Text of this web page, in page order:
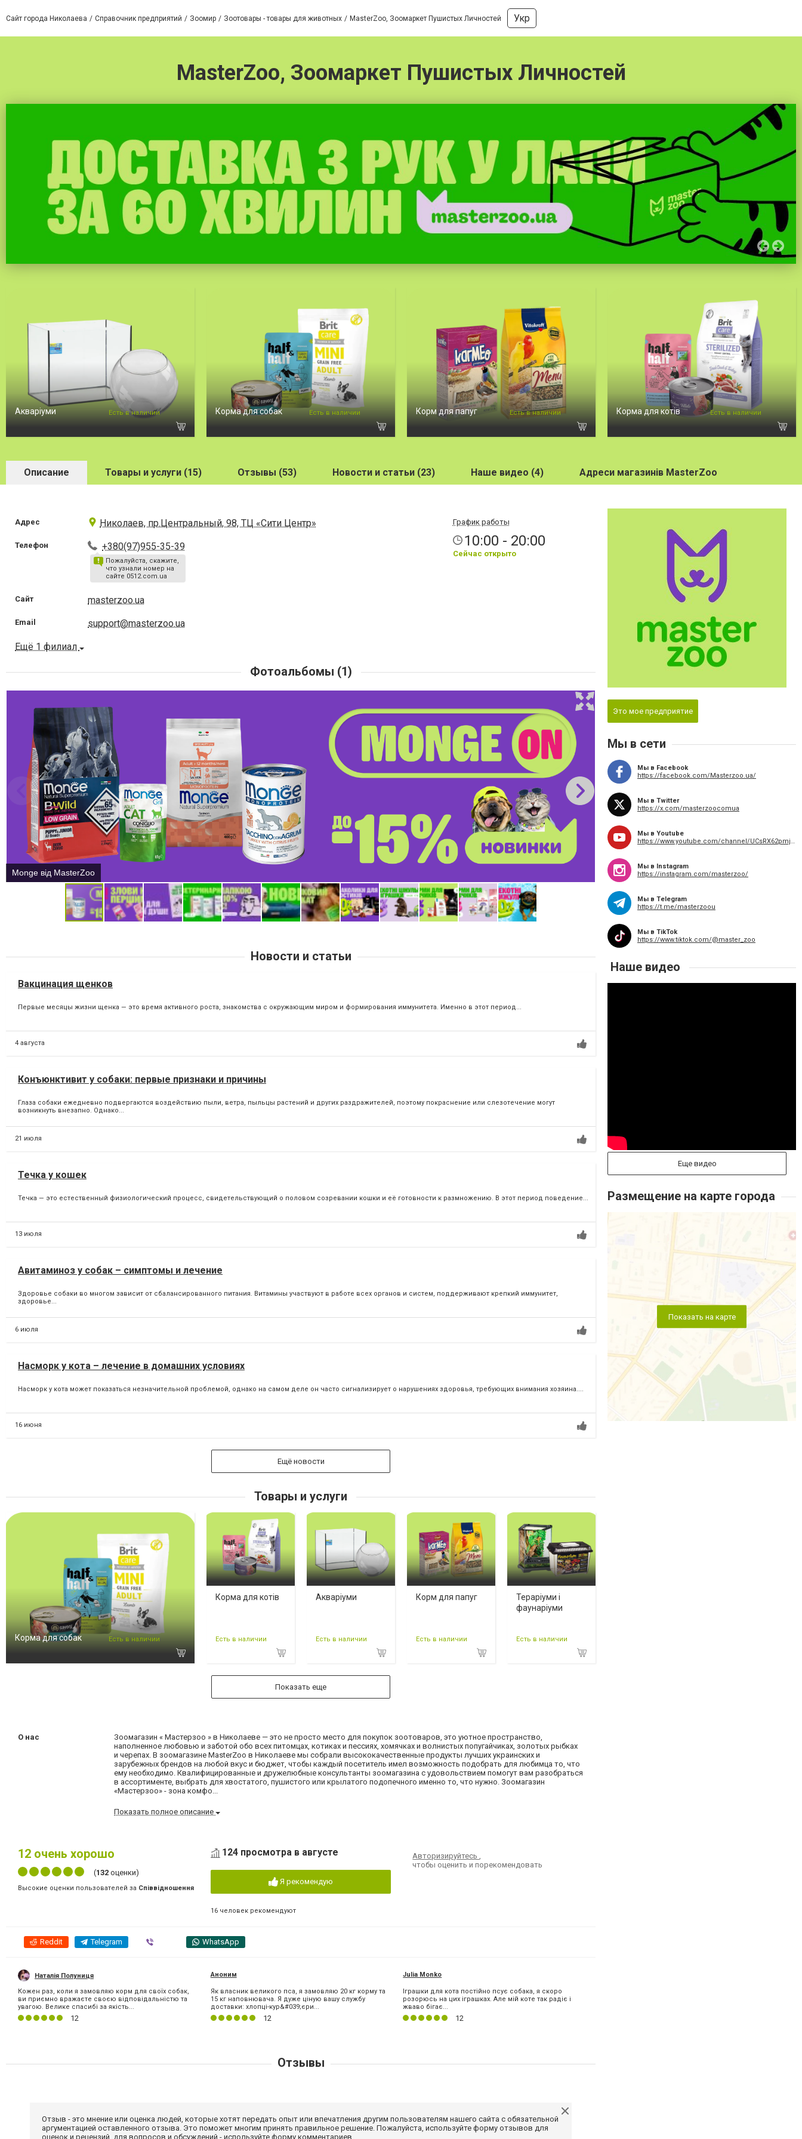
Сайт города Николаева Справочник предприятий Зоомир Зоотовары - товары для животных MasterZoo, Зоомаркет Пушистых Личностей Укр
MasterZoo, Зоомаркет Пушистых Личностей
Акваріуми Есть в наличии Корма для собак Есть в наличии Корм для папуг Есть в наличии Корма для котів Есть в наличии
Описание Товары и услуги (15) Отзывы (53) Новости и статьи (23) Наше видео (4) Адреси магазинів MasterZoo
Адрес Николаев, пр.Центральный, 98, ТЦ «Сити Центр»
Телефон +380(97)955-35-39
Пожалуйста, скажите,
что узнали номер на
сайте 0512.com.ua
Сайт masterzoo.ua
Email support@masterzoo.ua
График работы
10:00 - 20:00
Сейчас открыто
Ещё 1 филиал
Фотоальбомы (1)
Monge від MasterZoo CATCH від MasterZoo
Новости и статьи
Вакцинация щенков
Первые месяцы жизни щенка — это время активного роста, знакомства с окружающим миром и формирования иммунитета. Именно в этот период...
4 августа
Конъюнктивит у собаки: первые признаки и причины
Глаза собаки ежедневно подвергаются воздействию пыли, ветра, пыльцы растений и других раздражителей, поэтому покраснение или слезотечение могут
возникнуть внезапно. Однако...
21 июля
Течка у кошек
Течка — это естественный физиологический процесс, свидетельствующий о половом созревании кошки и её готовности к размножению. В этот период поведение...
13 июля
Авитаминоз у собак – симптомы и лечение
Здоровье собаки во многом зависит от сбалансированного питания. Витамины участвуют в работе всех органов и систем, поддерживают крепкий иммунитет,
здоровье...
6 июля
Насморк у кота – лечение в домашних условиях
Насморк у кота может показаться незначительной проблемой, однако на самом деле он часто сигнализирует о нарушениях здоровья, требующих внимания хозяина....
16 июня
Ещё новости
Товары и услуги
Корма для собак Есть в наличии
Корма для котів
Есть в наличии
Акваріуми
Есть в наличии
Корм для папуг
Есть в наличии
Тераріуми і
фаунаріуми
Есть в наличии
Показать еще
О нас
Зоомагазин « Мастерзоо » в Николаеве — это не просто место для покупок зоотоваров, это уютное пространство,
наполненное любовью и заботой обо всех питомцах, котиках и пессиях, хомячках и волнистых попугайчиках, золотых рыбках
и черепах. В зоомагазине MasterZoo в Николаеве мы собрали высококачественные продукты лучших украинских и
зарубежных брендов на любой вкус и бюджет, чтобы каждый посетитель имел возможность подобрать для любимца то, что
ему необходимо. Квалифицированные и дружелюбные консультанты зоомагазина с удовольствием помогут вам разобраться
в ассортименте, выбрать для хвостатого, пушистого или крылатого подопечного именно то, что нужно. Зоомагазин
«Мастерзоо» - зона комфо...
Показать полное описание
12 очень хорошо
(132 оценки)
Высокие оценки пользователей за Співвідношення
124 просмотра в августе
Я рекомендую
16 человек рекомендуют
Авторизируйтесь
чтобы оценить и порекомендовать
Reddit Telegram WhatsApp
Наталія Полуниця
Кожен раз, коли я замовляю корм для своїх собак,
ви приємно вражаєте своєю відповідальністю та
увагою. Велике спасибі за якість...
12
Аноним
Як власник великого пса, я замовляю 20 кг корму та
15 кг наповнювача. Я дуже ціную вашу службу
доставки: хлопці-кур&#039;єри...
12
Julia Monko
Іграшки для кота постійно псує собака, я скоро
розорюсь на цих іграшках. Але мій коте так радіє і
жваво бігає...
12
Это мое предприятие
Мы в сети
Мы в Facebook
https://facebook.com/Masterzoo.ua/
Мы в Twitter
https://x.com/masterzoocomua
Мы в Youtube
https://www.youtube.com/channel/UCsRX62pmj2dGOFLcc3I634w
Мы в Instagram
https://instagram.com/masterzoo/
Мы в Telegram
https://t.me/masterzoou
Мы в TikTok
https://www.tiktok.com/@master_zoo
Наше видео
Еще видео
Размещение на карте города
Показать на карте
Отзывы
Отзыв - это мнение или оценка людей, которые хотят передать опыт или впечатления другим пользователям нашего сайта с обязательной
аргументацией оставленного отзыва. Это поможет многим принять правильное решение. Пожалуйста, используйте форму отзывов для
оценок и рецензий, для вопросов и обсуждений - используйте форму комментариев.